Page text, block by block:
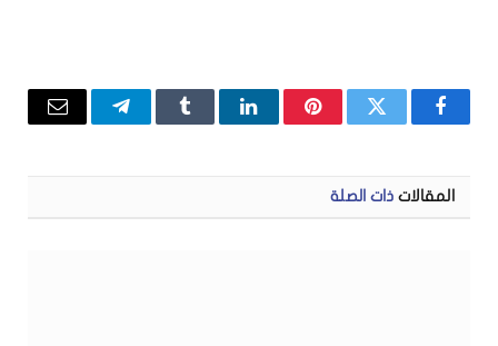
فيسبوكتويتر بينتيريستلينكدإنTumblrتيلقرامالبريد
المقالات ذات الصلة